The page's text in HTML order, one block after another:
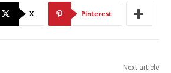
X Pinterest
Next article